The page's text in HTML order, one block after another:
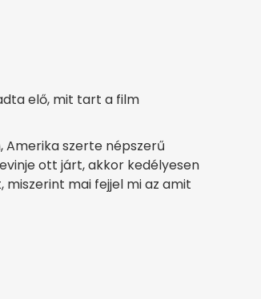
elő, mit tart a film
Amerika szerte népszerű
ott járt, akkor kedélyesen
mai fejjel mi az amit